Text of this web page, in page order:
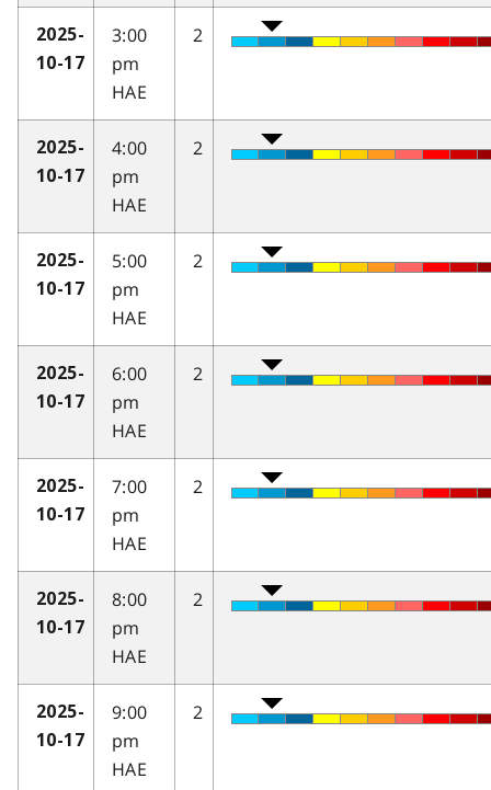
2025-
10-17
3:00
pm
HAE
2
2025-
10-17
4:00
pm
HAE
2
2025-
10-17
5:00
pm
HAE
2
2025-
10-17
6:00
pm
HAE
2
2025-
10-17
7:00
pm
HAE
2
2025-
10-17
8:00
pm
HAE
2
2025-
10-17
9:00
pm
HAE
2